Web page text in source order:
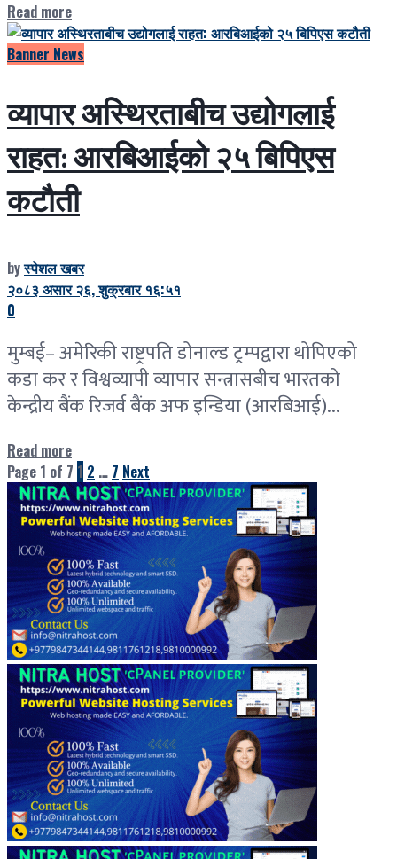
Read more
Banner News
व्यापार अस्थिरताबीच उद्योगलाई
राहत: आरबिआईको २५ बिपिएस
कटौती
byस्पेशल खबर
२०८३ असार २६, शुक्रबार १६:५१
0
मुम्बई– अमेरिकी राष्ट्रपति डोनाल्ड ट्रम्पद्वारा थोपिएको
कडा कर र विश्वव्यापी व्यापार सन्त्रासबीच भारतको
केन्द्रीय बैंक रिजर्व बैंक अफ इन्डिया (आरबिआई)...
Read more
Page 1 of 7 1 2 … 7 Next